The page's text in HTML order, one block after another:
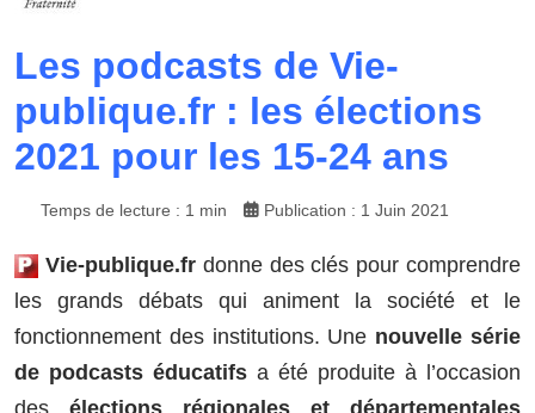
Les podcasts de Vie-
publique.fr : les élections
2021 pour les 15-24 ans
Temps de lecture : 1 min Publication : 1 Juin 2021
Vie-publique.frdonne des clés pour comprendre
les grands débats qui animent la société et le
fonctionnement des institutions. Une nouvelle série
de podcasts éducatifs a été produite à l’occasion
des élections régionales et départementales